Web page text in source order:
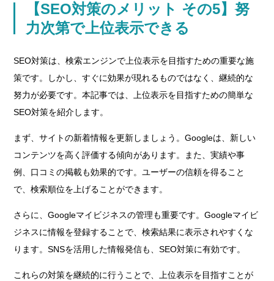
【SEO対策のメリット その5】努
力次第で上位表示できる
SEO対策は、検索エンジンで上位表示を目指すための重要な施
策です。しかし、すぐに効果が現れるものではなく、継続的な
努力が必要です。本記事では、上位表示を目指すための簡単な
SEO対策を紹介します。
まず、サイトの新着情報を更新しましょう。Googleは、新しい
コンテンツを高く評価する傾向があります。また、実績や事
例、口コミの掲載も効果的です。ユーザーの信頼を得ること
で、検索順位を上げることができます。
さらに、Googleマイビジネスの管理も重要です。Googleマイビ
ジネスに情報を登録することで、検索結果に表示されやすくな
ります。SNSを活用した情報発信も、SEO対策に有効です。
これらの対策を継続的に行うことで、上位表示を目指すことが